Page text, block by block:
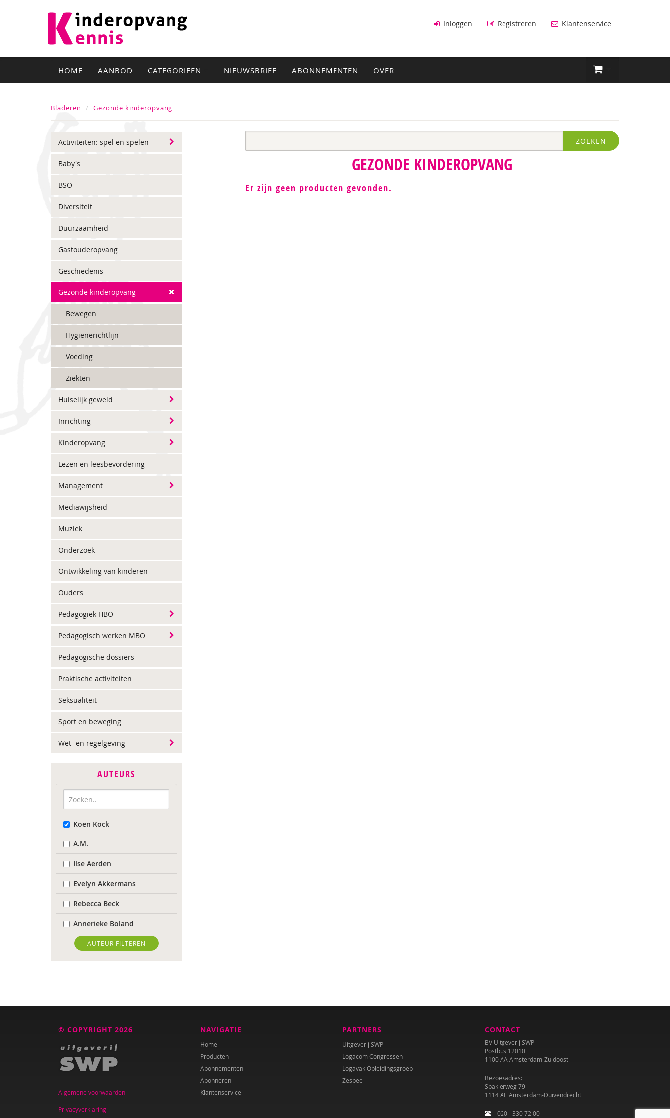
Inloggen Registreren Klantenservice
HOME AANBOD CATEGORIEËN NIEUWSBRIEF ABONNEMENTEN OVER
Bladeren Gezonde kinderopvang
Activiteiten: spel en spelen
Baby's
BSO
Diversiteit
Duurzaamheid
Gastouderopvang
Geschiedenis
Gezonde kinderopvang
Bewegen
Hygiënerichtlijn
Voeding
Ziekten
Huiselijk geweld
Inrichting
Kinderopvang
Lezen en leesbevordering
Management
Mediawijsheid
Muziek
Onderzoek
Ontwikkeling van kinderen
Ouders
Pedagogiek HBO
Pedagogisch werken MBO
Pedagogische dossiers
Praktische activiteiten
Seksualiteit
Sport en beweging
Wet- en regelgeving
AUTEURS
Koen Kock
A.M.
Ilse Aerden
Evelyn Akkermans
Rebecca Beck
Annerieke Boland
Wendy Bontje
Wanda Bosbaan
Marion Breg
Ed Buitenhek
Wouter Bulckaert
AUTEUR FILTEREN
ZOEKEN
GEZONDE KINDEROPVANG
Er zijn geen producten gevonden.
© COPYRIGHT 2026
Algemene voorwaarden
Privacyverklaring
NAVIGATIE
Home
Producten
Abonnementen
Abonneren
Klantenservice
PARTNERS
Uitgeverij SWP
Logacom Congressen
Logavak Opleidingsgroep
Zesbee
CONTACT
BV Uitgeverij SWP
Postbus 12010
1100 AA Amsterdam-Zuidoost
Bezoekadres:
Spaklerweg 79
1114 AE Amsterdam-Duivendrecht
020 - 330 72 00